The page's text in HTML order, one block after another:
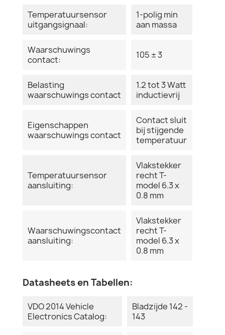
Temperatuursensor
uitgangsignaal:
1-polig min
aan massa
Waarschuwings
contact:
105 ± 3
Belasting
waarschuwings contact
1.2 tot 3 Watt
inductievrij
Eigenschappen
waarschuwings contact
Contact sluit
bij stijgende
temperatuur
Temperatuursensor
aansluiting:
Vlakstekker
recht T-
model 6.3 x
0.8 mm
Waarschuwingscontact
aansluiting:
Vlakstekker
recht T-
model 6.3 x
0.8 mm
Datasheets en Tabellen:
VDO 2014 Vehicle
Electronics Catalog:
Bladzijde 142 -
143